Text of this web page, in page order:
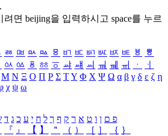
려면 beijing을 입력하시고 space를 누르
ㅭ ㅮ ㅯ ㅰ ㅱ ㅲ ㅳ ㅴ ㅵ ㅶ ㅷ ㅸ
ㅹ
ㆂ ㆃ ㆄ ㆅ ㆆ ㆇ ㆈ ㆉ ㆊ ㆋ ㆌ ㆍ
ㆎ
Μ Ν Ξ Ο Π Ρ Σ ΤΥ Φ Χ Ψ Ω α β γ δ ε ζ η
χ ψ ω
פ ם ן ו ט א ר ק ף ך ל ח י ע כ ג ד
『 』 【 】 ＂ （ ） ［ ］ ｛ ｝